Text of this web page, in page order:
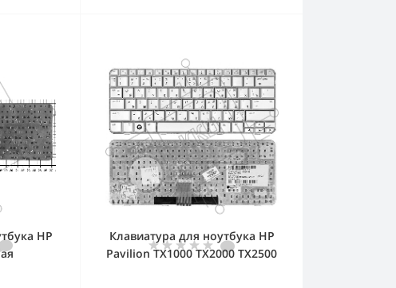
HP
Клавиатура для ноутбука HP
Pavilion TX1000 TX2000 TX2500